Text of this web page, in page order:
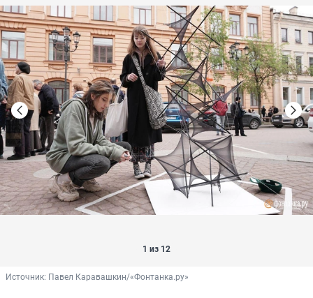
1 из 12
Источник: Павел Каравашкин/«Фонтанка.ру»